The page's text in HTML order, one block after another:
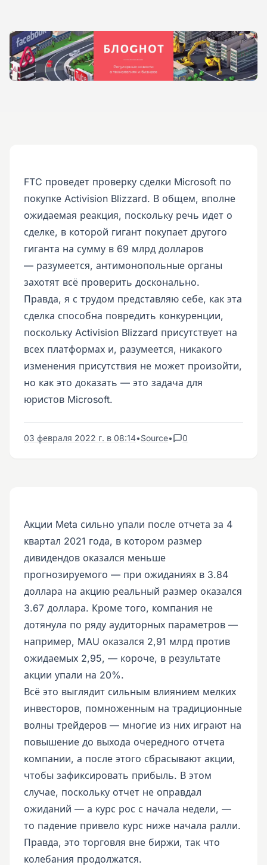
FTC проведет проверку сделки Microsoft по
покупке Activision Blizzard. В общем, вполне
ожидаемая реакция, поскольку речь идет о
сделке, в которой гигант покупает другого
гиганта на сумму в 69 млрд долларов
— разумеется, антимонопольные органы
захотят всё проверить досконально.
Правда, я с трудом представляю себе, как эта
сделка способна повредить конкуренции,
поскольку Activision Blizzard присутствует на
всех платформах и, разумеется, никакого
изменения присутствия не может произойти,
но как это доказать — это задача для
юристов Microsoft.
03 февраля 2022 г. в 08:14•Source• 0
Акции Meta сильно упали после отчета за 4
квартал 2021 года, в котором размер
дивидендов оказался меньше
прогнозируемого — при ожиданиях в 3.84
доллара на акцию реальный размер оказался
3.67 доллара. Кроме того, компания не
дотянула по ряду аудиторных параметров —
например, MAU оказался 2,91 млрд против
ожидаемых 2,95, — короче, в результате
акции упали на 20%.
Всё это выглядит сильным влиянием мелких
инвесторов, помноженным на традиционные
волны трейдеров — многие из них играют на
повышение до выхода очередного отчета
компании, а после этого сбрасывают акции,
чтобы зафиксировать прибыль. В этом
случае, поскольку отчет не оправдал
ожиданий — а курс рос с начала недели, —
то падение привело курс ниже начала ралли.
Правда, это торговля вне биржи, так что
колебания продолжатся.